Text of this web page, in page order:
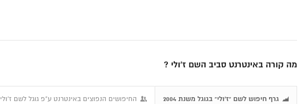
מה קורה באינטרנט סביב השם ז’ולי ?
גרף חיפוש לשם "ז’ולי" בגוגל משנת 2004 החיפושים הנפוצים באינטרנט ע"פ גוגל לשם ז’ולי